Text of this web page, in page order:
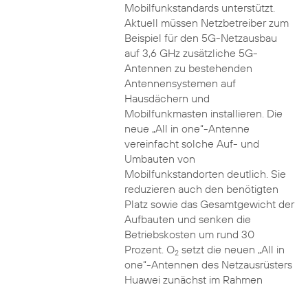
Mobilfunkstandards unterstützt.
Aktuell müssen Netzbetreiber zum
Beispiel für den 5G-Netzausbau
auf 3,6 GHz zusätzliche 5G-
Antennen zu bestehenden
Antennensystemen auf
Hausdächern und
Mobilfunkmasten installieren. Die
neue „All in one“-Antenne
vereinfacht solche Auf- und
Umbauten von
Mobilfunkstandorten deutlich. Sie
reduzieren auch den benötigten
Platz sowie das Gesamtgewicht der
Aufbauten und senken die
Betriebskosten um rund 30
Prozent. O2setzt die neuen „All in
one“-Antennen des Netzausrüsters
Huawei zunächst im Rahmen